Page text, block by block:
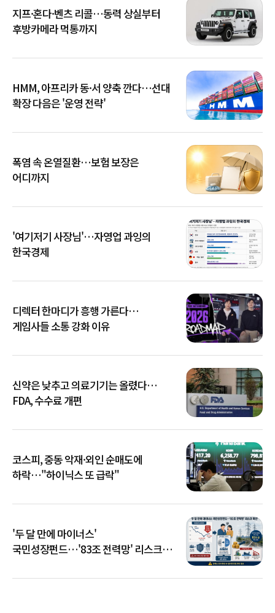
지프·혼다·벤츠 리콜…동력 상실부터
후방카메라 먹통까지
HMM, 아프리카 동·서 양축 깐다…선대
확장 다음은 '운영 전략'
폭염 속 온열질환…보험 보장은
어디까지
'여기저기 사장님'…자영업 과잉의
한국경제
디렉터 한마디가 흥행 가른다…
게임사들 소통 강화 이유
신약은 낮추고 의료기기는 올렸다…
FDA, 수수료 개편
코스피, 중동 악재·외인 순매도에
하락…"하이닉스 또 급락"
'두 달 만에 마이너스'
국민성장펀드…'83조 전력망' 리스크